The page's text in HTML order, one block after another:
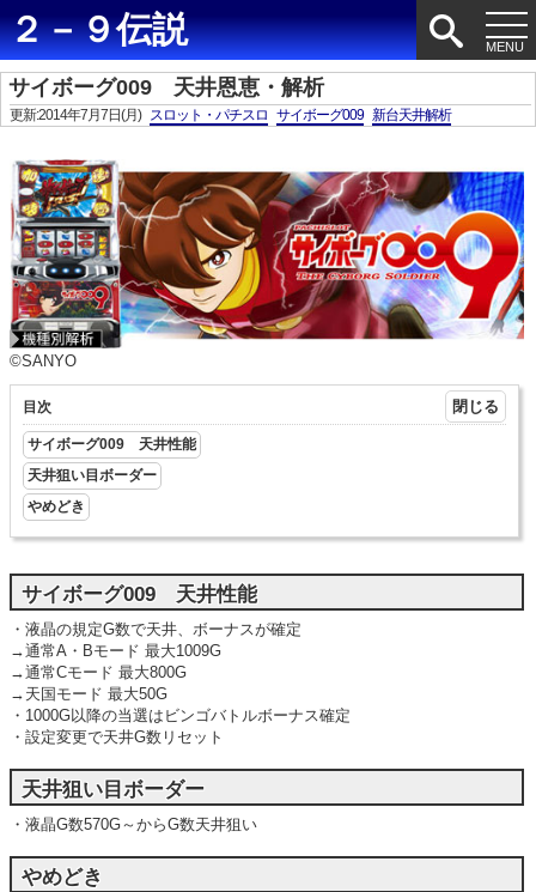
２－９伝説
サイボーグ009 天井恩恵・解析
更新:2014年7月7日(月) スロット・パチスロ サイボーグ009 新台天井解析
©SANYO
目次
サイボーグ009 天井性能
天井狙い目ボーダー
やめどき
サイボーグ009 天井性能
・液晶の規定G数で天井、ボーナスが確定
→通常A・Bモード 最大1009G
→通常Cモード 最大800G
→天国モード 最大50G
・1000G以降の当選はビンゴバトルボーナス確定
・設定変更で天井G数リセット
天井狙い目ボーダー
・液晶G数570G～からG数天井狙い
やめどき